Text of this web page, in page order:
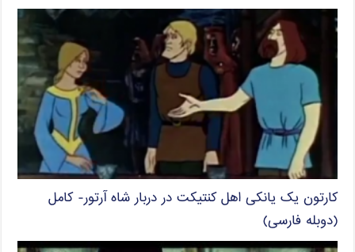
کارتون یک یانکی اهل کنتیکت در دربار شاه آرتور- کامل
(دوبله فارسی)